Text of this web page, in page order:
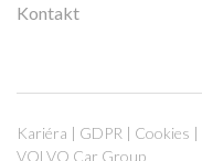
Kontakt
Kariéra | GDPR | Cookies |
VOLVO Car Group